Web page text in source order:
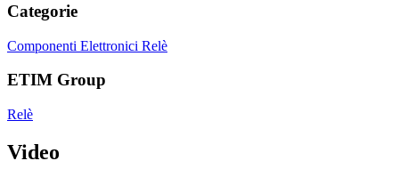
Categorie
Componenti Elettronici Relè
ETIM Group
Relè
Video